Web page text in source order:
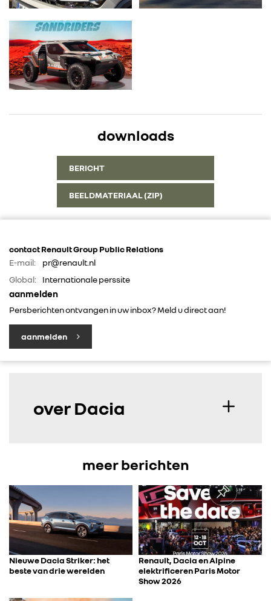
downloads
BERICHT
BEELDMATERIAAL (ZIP)
contact Renault Group Public Relations
E-mail:
pr@renault.nl
Global:
Internationale perssite
aanmelden
Persberichten ontvangen in uw inbox? Meld u direct aan!
aanmelden
over Dacia
meer berichten
Nieuwe Dacia Striker: het
beste van drie werelden
Renault, Dacia en Alpine
elektrificeren Paris Motor
Show 2026